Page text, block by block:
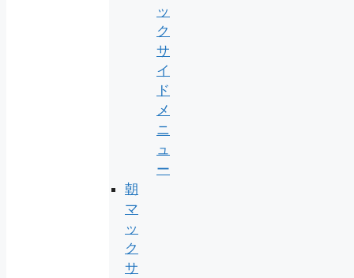
ッ
ク
サ
イ
ド
メ
ニ
ュ
ー
朝
マ
ッ
ク
サ